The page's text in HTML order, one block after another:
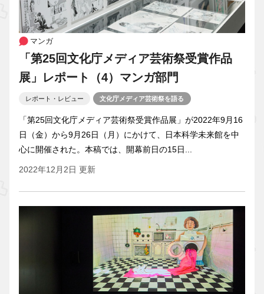
マンガ
「第25回文化庁メディア芸術祭受賞作品
展」レポート（4）マンガ部門
レポート・レビュー 文化庁メディア芸術祭を語る
「第25回文化庁メディア芸術祭受賞作品展」が2022年9月16
日（金）から9月26日（月）にかけて、日本科学未来館を中
心に開催された。本稿では、開幕前日の15日...
2022年12月2日 更新